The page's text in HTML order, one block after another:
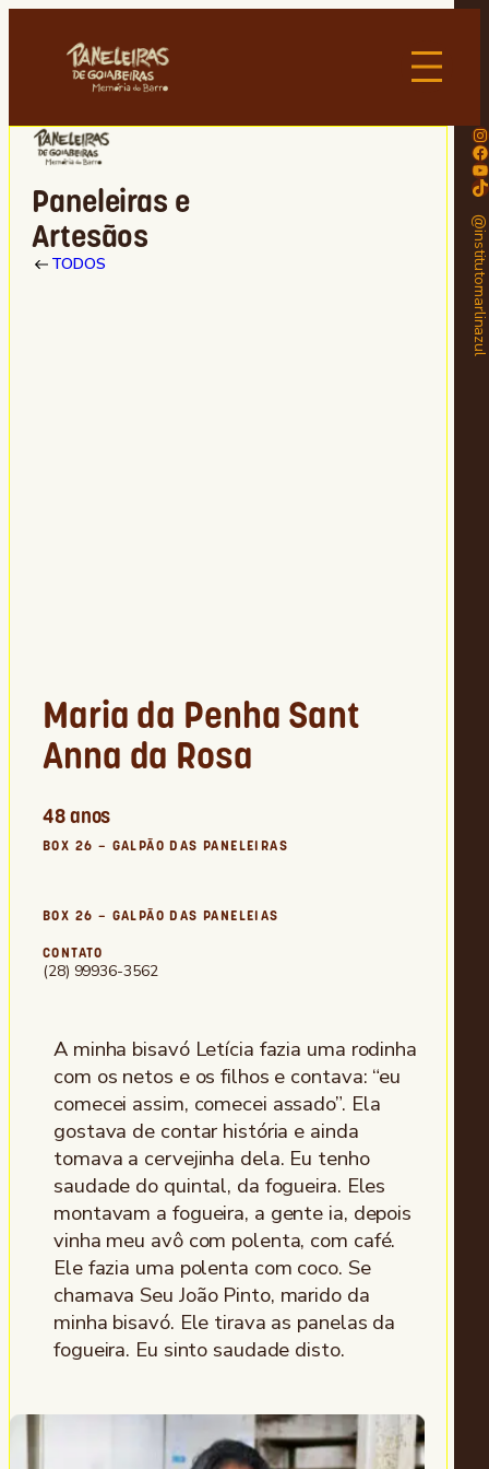
Paneleiras e
Artesãos
TODOS
Maria da Penha Sant
Anna da Rosa
48 anos
BOX 26 – GALPÃO DAS PANELEIRAS
BOX 26 – GALPÃO DAS PANELEIAS
CONTATO
(28) 99936-3562
A minha bisavó Letícia fazia uma rodinha
com os netos e os filhos e contava: “eu
comecei assim, comecei assado”. Ela
gostava de contar história e ainda
tomava a cervejinha dela. Eu tenho
saudade do quintal, da fogueira. Eles
montavam a fogueira, a gente ia, depois
vinha meu avô com polenta, com café.
Ele fazia uma polenta com coco. Se
chamava Seu João Pinto, marido da
minha bisavó. Ele tirava as panelas da
fogueira. Eu sinto saudade disto.
Instagram
Facebook
Youtube
TikTok
@institutomarlinazul